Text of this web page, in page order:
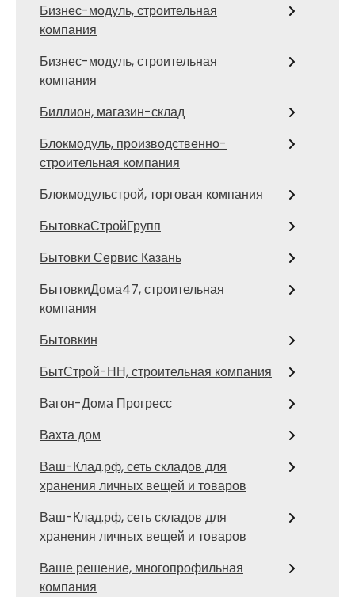
Бизнес-модуль, строительная
компания
Бизнес-модуль, строительная
компания
Биллион, магазин-склад
Блокмодуль, производственно-
строительная компания
Блокмодульстрой, торговая компания
БытовкаСтройГрупп
Бытовки Сервис Казань
БытовкиДома47, строительная
компания
Бытовкин
БытСтрой-НН, строительная компания
Вагон-Дома Прогресс
Вахта дом
Ваш-Клад.рф, сеть складов для
хранения личных вещей и товаров
Ваш-Клад.рф, сеть складов для
хранения личных вещей и товаров
Ваше решение, многопрофильная
компания